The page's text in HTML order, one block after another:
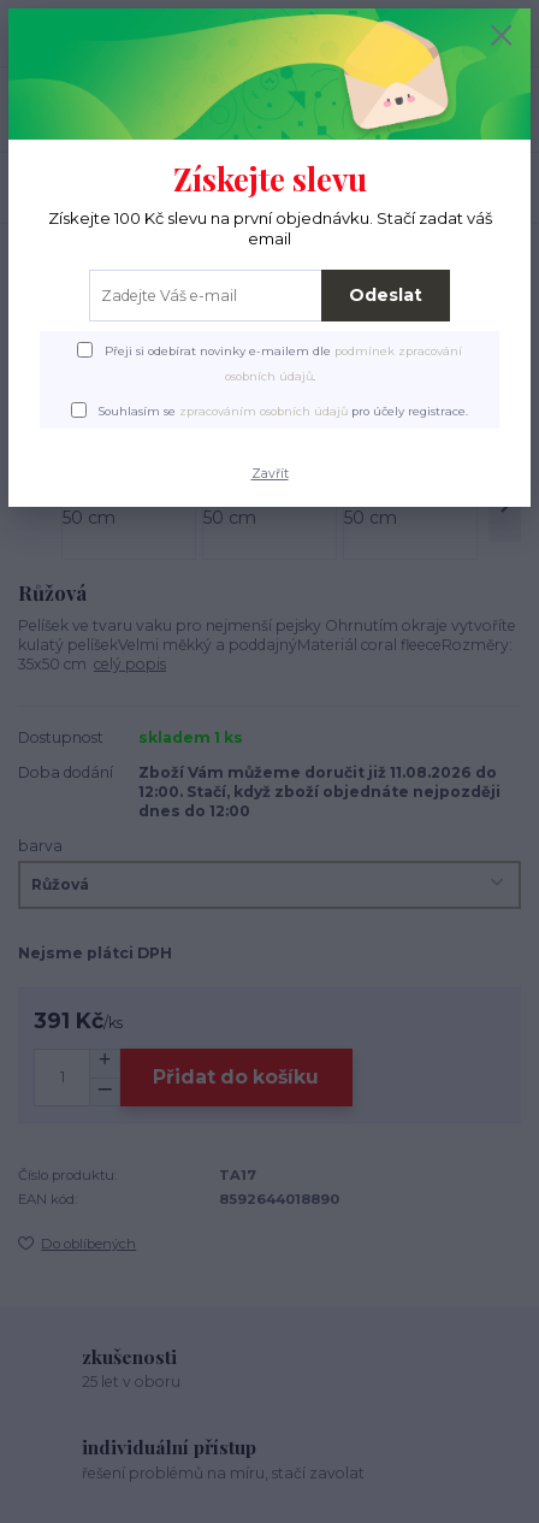
Menu
(Po-Pá, 9-15 hod.)
0 ks
0 Kč
Pelíšky, deky, polštáře
Tulipytlík 35 x 50 cm
Růžová
Pelíšek ve tvaru vaku pro nejmenší pejsky Ohrnutím okraje vytvoříte
kulatý pelíšekVelmi měkký a poddajnýMateriál coral fleeceRozměry:
35x50 cm celý popis
Dostupnost
skladem 1 ks
Doba dodání
Zboží Vám můžeme doručit již 11.08.2026 do
12:00. Stačí, když zboží objednáte nejpozději
dnes do 12:00
barva
Nejsme plátci DPH
391 Kč/ks
Přidat do košíku
Číslo produktu:
TA17
EAN kód:
8592644018890
Do oblíbených
zkušenosti
25 let v oboru
individuální přístup
řešení problémů na míru, stačí zavolat
Získejte slevu
Získejte 100 Kč slevu na první objednávku. Stačí zadat váš
email
Odeslat
Přeji si odebírat novinky e-mailem dle podmínek zpracování
osobních údajů.
Souhlasím se zpracováním osobních údajů pro účely registrace.
Zavřít